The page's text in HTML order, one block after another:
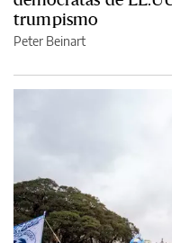
trumpismo
Peter Beinart